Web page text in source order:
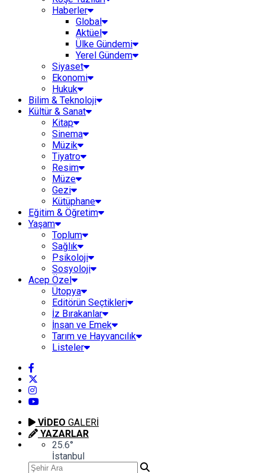
Haberler
Global
Aktüel
Ülke Gündemi
Yerel Gündem
Siyaset
Ekonomi
Hukuk
Bilim & Teknoloji
Kültür & Sanat
Kitap
Sinema
Müzik
Tiyatro
Resim
Müze
Gezi
Kütüphane
Eğitim & Öğretim
Yaşam
Toplum
Sağlık
Psikoloji
Sosyoloji
Acep Özel
Ütopya
Editörün Seçtikleri
İz Bırakanlar
İnsan ve Emek
Tarım ve Hayvancılık
Listeler
VİDEO GALERİ
YAZARLAR
25.6°
İstanbul